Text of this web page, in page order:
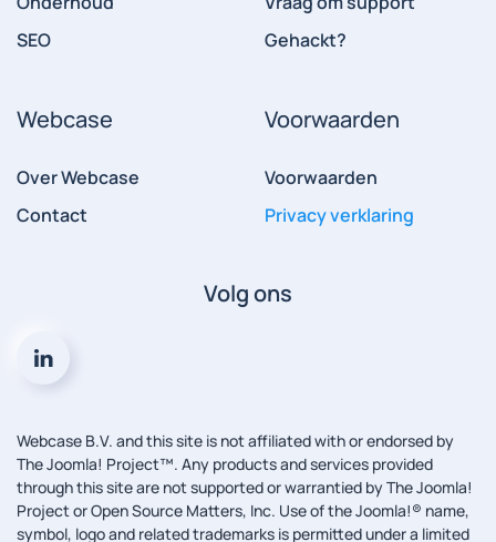
SEO
Gehackt?
Webcase
Over Webcase
Contact
Voorwaarden
Voorwaarden
Privacy verklaring
Volg ons
Webcase B.V. and this site is not affiliated with or endorsed by
The Joomla! Project™. Any products and services provided
through this site are not supported or warrantied by The Joomla!
Project or Open Source Matters, Inc. Use of the Joomla!® name,
symbol, logo and related trademarks is permitted under a limited